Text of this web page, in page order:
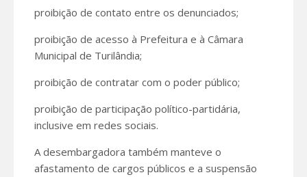
proibição de contato entre os denunciados;
proibição de acesso à Prefeitura e à Câmara
Municipal de Turilândia;
proibição de contratar com o poder público;
proibição de participação político-partidária,
inclusive em redes sociais.
A desembargadora também manteve o
afastamento de cargos públicos e a suspensão